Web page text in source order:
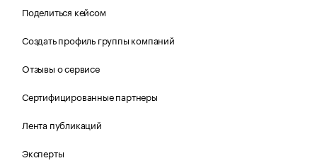
Поделиться кейсом
Создать профиль группы компаний
Отзывы о сервисе
Сертифицированные партнеры
Лента публикаций
Эксперты